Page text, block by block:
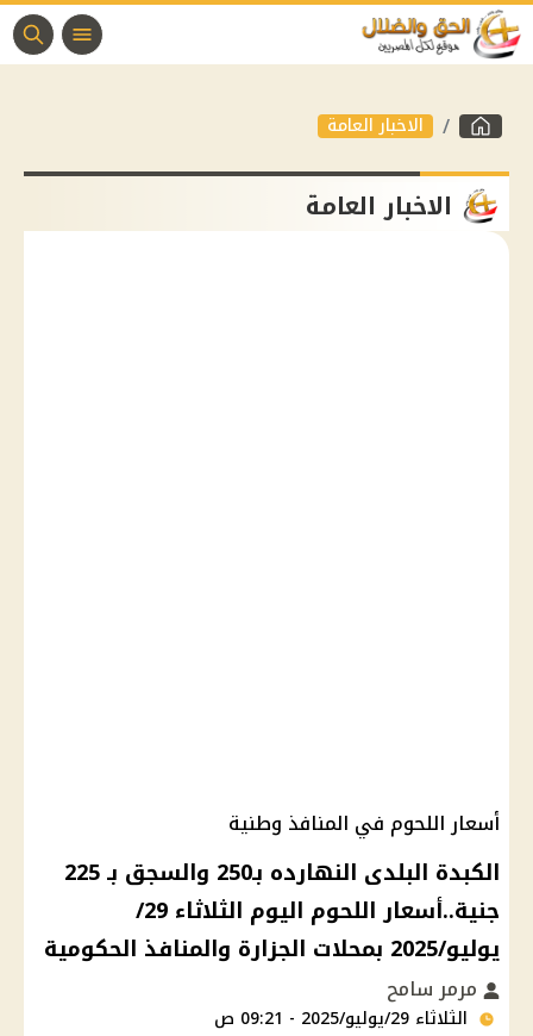
الاخبار العامة
الاخبار العامة
أسعار اللحوم في المنافذ وطنية
الكبدة البلدى النهارده بـ250 والسجق بـ 225
جنية..أسعار اللحوم اليوم الثلاثاء 29/
يوليو/2025 بمحلات الجزارة والمنافذ الحكومية
مرمر سامح
الثلاثاء 29/يوليو/2025 - 09:21 ص